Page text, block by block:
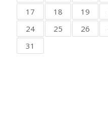
17
18 19
24
25 26
31